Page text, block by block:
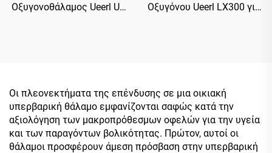
Οξυγονοθάλαμος Ueerl U3
Οξυγόνου Ueerl LX300 για
Οι πλεονεκτήματα της επένδυσης σε μια οικιακή
υπερβαρική θάλαμο εμφανίζονται σαφώς κατά την
αξιολόγηση των μακροπρόθεσμων οφελών για την υγεία
και των παραγόντων βολικότητας. Πρώτον, αυτοί οι
θάλαμοι προσφέρουν άμεση πρόσβαση στην υπερβαρική